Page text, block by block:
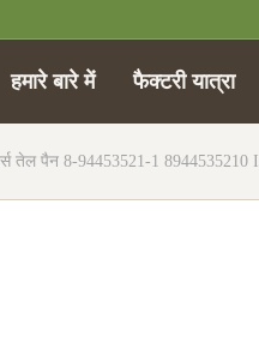
हमारे बारे में फैक्टरी यात्रा
तेल पैन 8-94453521-1